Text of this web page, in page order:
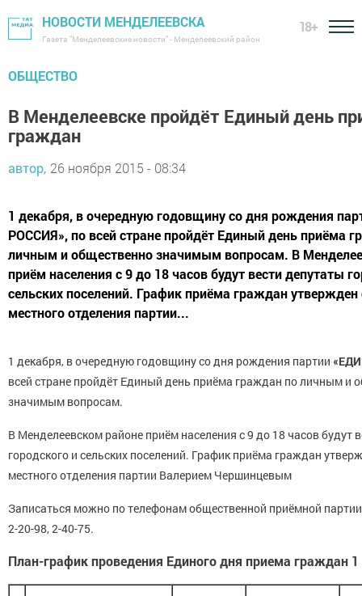
НОВОСТИ МЕНДЕЛЕЕВСКА
Газета "Менделеевские новости" - Менделеевский район
18+
ОБЩЕСТВО
В Менделеевске пройдёт Единый день
граждан
автор, 26 ноября 2015 - 08:34
1 декабря, в очередную годовщину со дня рождения
РОССИЯ», по всей стране пройдёт Единый день приёма
личным и общественно значимым вопросам. В
приём населения с 9 до 18 часов будут вести депутаты
сельских поселений. График приёма граждан утвержден
местного отделения партии...
1 декабря, в очередную годовщину со дня рождения партии
всей стране пройдёт Единый день приёма граждан по личным и
значимым вопросам.
В Менделеевском районе приём населения с 9 до 18 часов будут
городского и сельских поселений. График приёма граждан
местного отделения партии Валерием Чершинцевым
Записаться можно по телефонам общественной приёмной
2-20-98, 2-40-75.
План-графикпроведения Единого дня приема граждан